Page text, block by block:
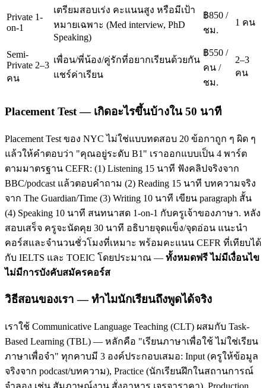
Private 1-
on-1
เตรียมสอบเร่ง คะแนนสูง หรือมีเป้า
หมายเฉพาะ (Med interview, PhD
Speaking)
฿850 /
ชม.
1 คน
Semi-
Private 2–3
คน
เพื่อน/พี่น้อง/คู่รักที่อยากเรียนด้วยกัน
แชร์ค่าเรียน
฿550 /
คน /
ชม.
2–3
คน
Placement Test — เกิดอะไรขึ้นบ้างใน 50 นาที
Placement Test ของ NYC ไม่ใช่แบบทดสอบ 20 ข้อกาถูก ๆ ผิด ๆ
แล้วให้คำตอบว่า "คุณอยู่ระดับ B1" เราออกแบบเป็น 4 พาร์ต
ตามมาตรฐาน CEFR: (1) Listening 15 นาที ฟังคลิปจริงจาก
BBC/podcast แล้วตอบคำถาม (2) Reading 15 นาที บทความจริง
จาก The Guardian/Time (3) Writing 10 นาที เขียน paragraph สั้น
(4) Speaking 10 นาที สนทนาสด 1-on-1 กับครูเจ้าของภาษา. หลัง
สอบเสร็จ ครูจะนัดคุย 30 นาที อธิบายจุดแข็ง/จุดอ่อน แนะนำ
คอร์สและจำนวนชั่วโมงที่เหมาะ พร้อมคะแนน CEFR ที่เทียบได้
กับ IELTS และ TOEIC โดยประมาณ — ทั้งหมดฟรี ไม่มีเงื่อนไข
ไม่มีการบังคับสมัครคอร์ส
วิธีสอนของเรา — ทำไมนักเรียนถึงพูดได้จริง
เราใช้ Communicative Language Teaching (CLT) ผสมกับ Task-
Based Learning (TBL) — หลักคือ "เรียนภาษาเพื่อใช้ ไม่ใช่เรียน
ภาษาเพื่อจำ" ทุกคาบมี 3 องค์ประกอบเสมอ: Input (ครูให้ข้อมูล
จริงจาก podcast/บทความ), Practice (นักเรียนฝึกในสถานการณ์